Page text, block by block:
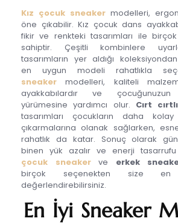
Kız çocuk sneaker modelleri,
öne çıkabilir. Kız çocuk dans
fikir ve renkteki tasarımları ile birçok
sahiptir. Çeşitli kombinlere
tasarımların yer aldığı
en uygun modeli rahatlıkla
sneaker modelleri, kaliteli
ayakkabılardır ve
yürümesine yardımcı olur. Cırt
tasarımları çocukların daha
çıkarmalarına olanak sağlarken,
rahatlık da katar. Sonuç olarak
binen yük azalır ve enerji
çocuk sneakerve erkek
birçok seçenekten size en
değerlendirebilirsiniz.
En İyi Sneaker